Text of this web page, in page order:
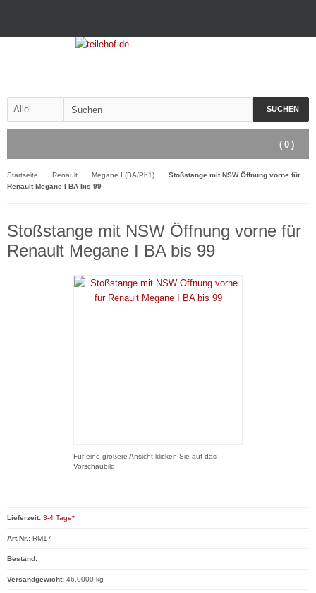
SUCHEN
( 0 )
Startseite Renault Megane I (BA/Ph1)
Stoßstange mit NSW Öffnung vorne für
Renault Megane I BA bis 99
Stoßstange mit NSW Öffnung vorne für
Renault Megane I BA bis 99
Für eine größere Ansicht klicken Sie auf das
Vorschaubild
Lieferzeit: 3-4 Tage*
Art.Nr.: RM17
Bestand:
Versandgewicht: 46.0000 kg